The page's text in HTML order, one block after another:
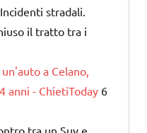
stradali.
il tratto tra i
a Celano,
anni - ChietiToday 6